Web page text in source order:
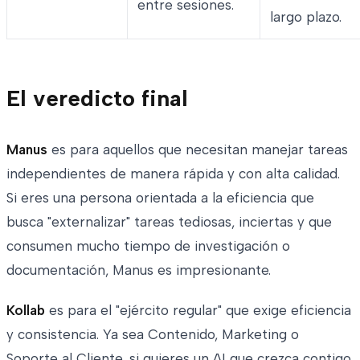
entre sesiones.
largo plazo.
El veredicto final
Manus es para aquellos que necesitan manejar tareas
independientes de manera rápida y con alta calidad.
Si eres una persona orientada a la eficiencia que
busca "externalizar" tareas tediosas, inciertas y que
consumen mucho tiempo de investigación o
documentación, Manus es impresionante.
Kollab es para el "ejército regular" que exige eficiencia
y consistencia. Ya sea Contenido, Marketing o